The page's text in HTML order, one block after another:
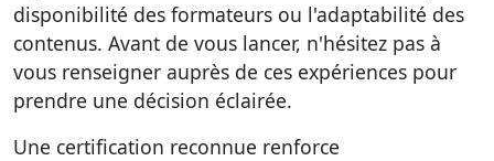
disponibilité des formateurs ou l'adaptabilité des
contenus. Avant de vous lancer, n'hésitez pas à
vous renseigner auprès de ces expériences pour
prendre une décision éclairée.
Une certification reconnue renforce